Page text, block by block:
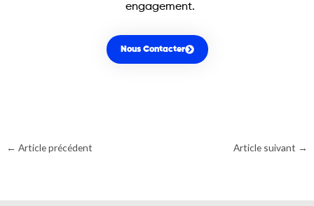
engagement.
Nous Contacter
← Article précédent Article suivant →